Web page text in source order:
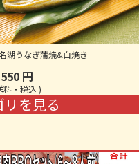
湖うなぎ蒲焼&白焼き
料・税込
を見る